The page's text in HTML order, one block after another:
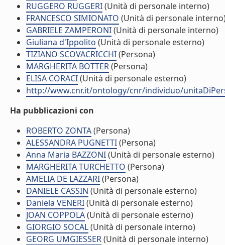
RUGGERO RUGGERI(Unità di personale interno)
FRANCESCO SIMIONATO (Unità di personale
GABRIELE ZAMPERONI(Unità di personale interno)
Giuliana d'Ippolito (Unità di personale esterno)
TIZIANO SCOVACRICCHI(Persona)
MARGHERITA BOTTER(Persona)
ELISA CORACI(Unità di personale esterno)
http://www.cnr.it/ontology/cnr/individuo/
Ha pubblicazioni con
ROBERTO ZONTA(Persona)
ALESSANDRA PUGNETTI(Persona)
Anna Maria BAZZONI(Unità di personale esterno)
MARGHERITA TURCHETTO (Persona)
AMELIA DE LAZZARI(Persona)
DANIELE CASSIN (Unità di personale esterno)
Daniela VENERI(Unità di personale esterno)
JOAN COPPOLA(Unità di personale esterno)
GIORGIO SOCAL(Unità di personale interno)
GEORG UMGIESSER(Unità di personale interno)